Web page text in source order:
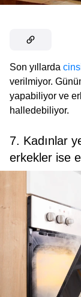
Son yıllarda
verilmiyor.
yapabiliyor ve
halledebiliyor.
7. Kadınlar
erkekler ise